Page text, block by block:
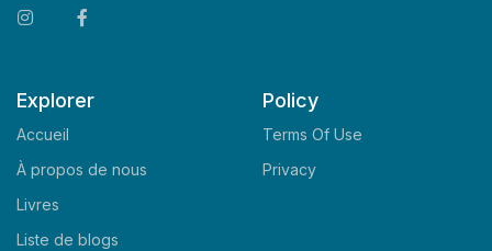
Explorer
Accueil
À propos de nous
Livres
Liste de blogs
Policy
Terms Of Use
Privacy